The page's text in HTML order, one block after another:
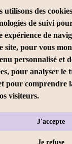
utilisons des
de suivi
expérience de
site, pour vous
personnalisé et
pour analyser le
pour comprendre
visiteurs.
J'accepte
Je refuse
Mentions
LEOLEO